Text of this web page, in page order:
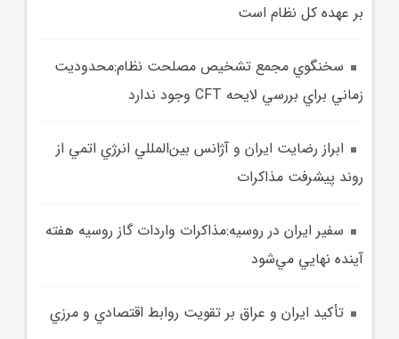
بر عهده کل نظام است
سخنگوي مجمع تشخيص مصلحت نظام:محدوديت
زماني براي بررسي لايحه CFT وجود ندارد
ابراز رضايت ايران و آژانس بين‌المللي انرژي اتمي از
روند پيشرفت مذاکرات
سفير ايران در روسيه:مذاکرات واردات گاز روسيه هفته
آينده نهايي مي‌شود
تأکيد ايران و عراق بر تقويت روابط اقتصادي و مرزي